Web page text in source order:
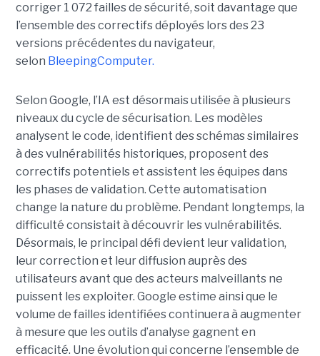
corriger 1 072 failles de sécurité, soit davantage que
l’ensemble des correctifs déployés lors des 23
versions précédentes du navigateur,
selon BleepingComputer.
Selon Google, l’IA est désormais utilisée à plusieurs
niveaux du cycle de sécurisation. Les modèles
analysent le code, identifient des schémas similaires
à des vulnérabilités historiques, proposent des
correctifs potentiels et assistent les équipes dans
les phases de validation. Cette automatisation
change la nature du problème. Pendant longtemps, la
difficulté consistait à découvrir les vulnérabilités.
Désormais, le principal défi devient leur validation,
leur correction et leur diffusion auprès des
utilisateurs avant que des acteurs malveillants ne
puissent les exploiter. Google estime ainsi que le
volume de failles identifiées continuera à augmenter
à mesure que les outils d’analyse gagnent en
efficacité. Une évolution qui concerne l’ensemble de